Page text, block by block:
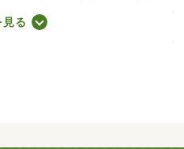
額保証料（月額）９３３円
む）（月額）１，９８０円
る